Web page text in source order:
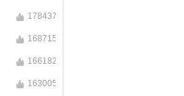
178437
168715
166182
163005